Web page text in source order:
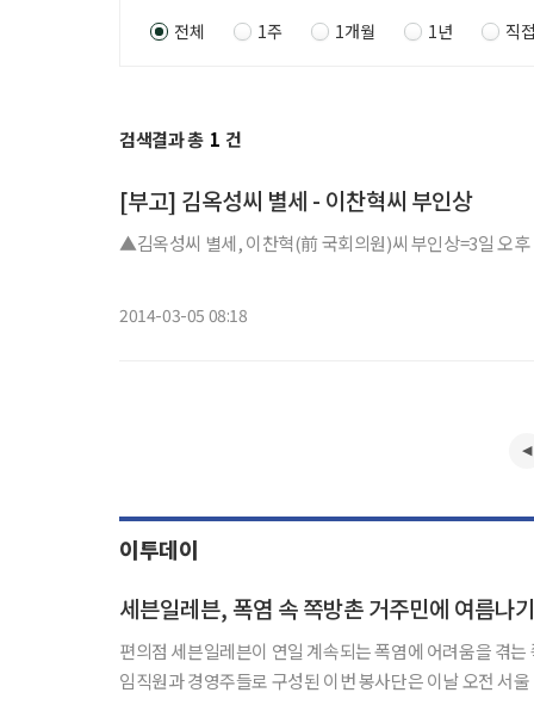
전체 1주 1개월 1년 직
검색결과 총 1 건
[부고] 김옥성씨 별세 - 이찬혁씨 부인상
▲김옥성씨 별세, 이찬혁(前 국회의원)씨 부인상=3일 오
2014-03-05 08:18
이투데이
세븐일레븐, 폭염 속 쪽방촌 거주민에 여름나
편의점 세븐일레븐이 연일 계속되는 폭염에 어려움을 겪는 쪽
임직원과 경영주들로 구성된 이번 봉사단은 이날 오전 서